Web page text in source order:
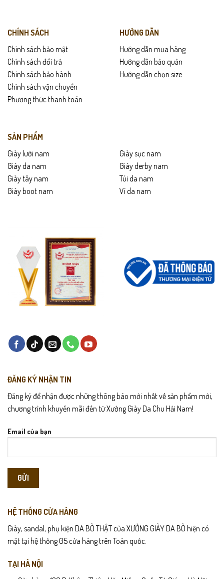
CHÍNH SÁCH
Chính sách bảo mật
Chính sách đổi trả
Chính sách bảo hành
Chính sách vận chuyển
Phương thức thanh toán
HƯỚNG DẪN
Hướng dẫn mua hàng
Hướng dẫn bảo quản
Hướng dẫn chọn size
SẢN PHẨM
Giày lười nam
Giày da nam
Giày tây nam
Giày boot nam
Giày sục nam
Giày derby nam
Túi da nam
Ví da nam
ĐĂNG KÝ NHẬN TIN
Đăng ký để nhận được những thông báo mới nhất về sản phẩm mới,
chương trình khuyến mãi đến từ Xưởng Giày Da Chu Hải Nam!
Email của bạn
HỆ THỐNG CỬA HÀNG
Giày, sandal, phụ kiện DA BÒ THẬT của XƯỞNG GIÀY DA BÒ hiện có
mặt tại hệ thống 05 cửa hàng trên Toàn quốc.
TẠI HÀ NỘI